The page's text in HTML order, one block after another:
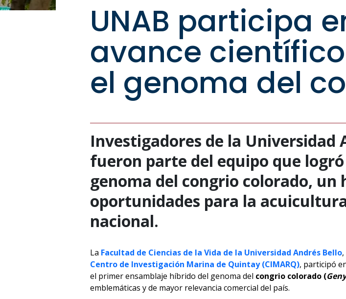
UNAB participa
avance
el genoma del
Investigadores de la Universidad
fueron parte del equipo que
genoma del congrio colorado, un
oportunidades para la
nacional.
La Facultad de Ciencias de la Vida de la Universidad Andrés Bello
Centro de Investigación Marina de Quintay (CIMARQ), participó
el primer ensamblaje híbrido del genoma del congrio colorado (
emblemáticas y de mayor relevancia comercial del país.